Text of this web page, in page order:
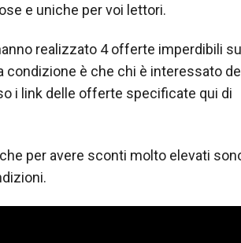
e uniche per voi lettori.
realizzato 4 offerte imperdibili sul
condizione è che chi è interessato
i link delle offerte specificate qui di
per avere sconti molto elevati